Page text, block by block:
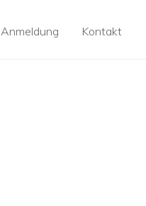
Anmeldung Kontakt